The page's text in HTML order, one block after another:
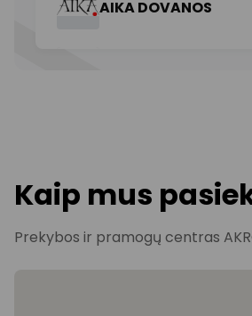
Kaip mus
Prekybos ir pramogų centras